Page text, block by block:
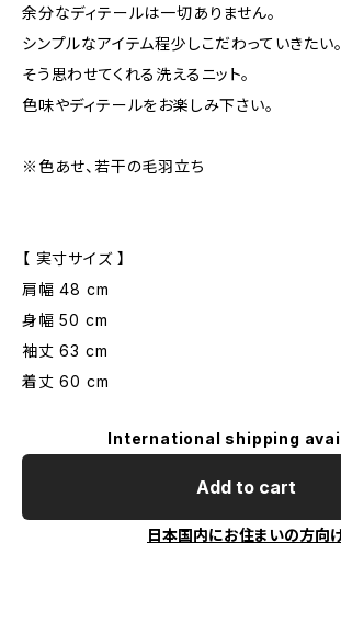
余分なディテールは一切ありません。
シンプルなアイテム程少しこだわっていきたい。
そう思わせてくれる洗えるニット。
色味やディテールをお楽しみ下さい。
※色あせ、若干の毛羽立ち
【 実寸サイズ 】
肩幅 48 cm
身幅 50 cm
袖丈 63 cm
着丈 60 cm
International shipping
Add to cart
日本国内にお住まいの方向